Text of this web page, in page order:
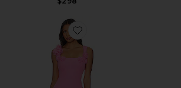
Favorite TROMPE ミニドレス